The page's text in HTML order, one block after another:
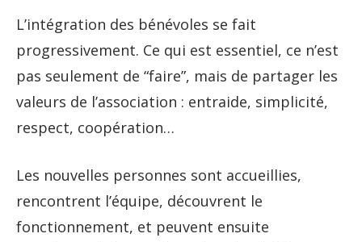
L’intégration des bénévoles se fait
progressivement. Ce qui est essentiel, ce n’est
pas seulement de “faire”, mais de partager les
valeurs de l’association : entraide, simplicité,
respect, coopération…
Les nouvelles personnes sont accueillies,
rencontrent l’équipe, découvrent le
fonctionnement, et peuvent ensuite